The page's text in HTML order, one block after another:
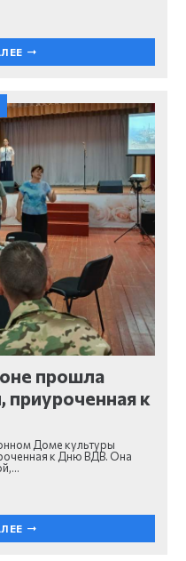
прошла
приуроченная к
Доме культуры
к Дню ВДВ. Она